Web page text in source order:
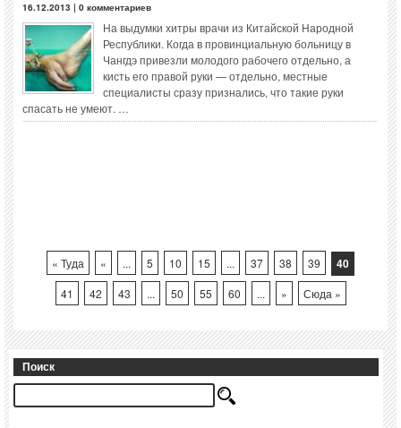
16.12.2013 | 0 комментариев
На выдумки хитры врачи из Китайской Народной
Республики. Когда в провинциальную больницу в
Чангдэ привезли молодого рабочего отдельно, а
кисть его правой руки — отдельно, местные
специалисты сразу признались, что такие руки
спасать не умеют. …
« Туда « ... 5 10 15 ... 37 38 39 40
41 42 43 ... 50 55 60 ... » Сюда »
Поиск